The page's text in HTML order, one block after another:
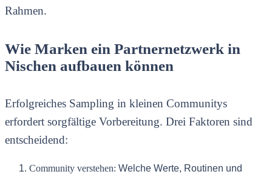
Rahmen.
Wie Marken ein Partnernetzwerk in
Nischen aufbauen können
Erfolgreiches Sampling in kleinen Communitys
erfordert sorgfältige Vorbereitung. Drei Faktoren sind
entscheidend:
Community verstehen: Welche Werte, Routinen und